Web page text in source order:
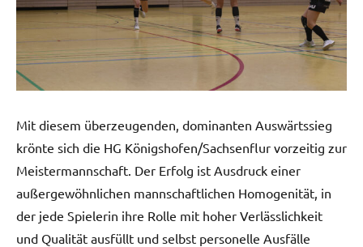
Mit diesem überzeugenden, dominanten Auswärtssieg
krönte sich die HG Königshofen/Sachsenflur vorzeitig zur
Meistermannschaft. Der Erfolg ist Ausdruck einer
außergewöhnlichen mannschaftlichen Homogenität, in
der jede Spielerin ihre Rolle mit hoher Verlässlichkeit
und Qualität ausfüllt und selbst personelle Ausfälle